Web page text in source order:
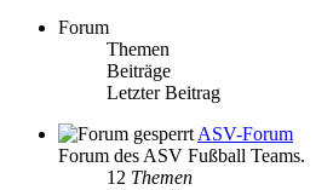
Forum
Themen
Beiträge
Letzter Beitrag
ASV-Forum
Forum des ASV Fußball Teams.
12 Themen